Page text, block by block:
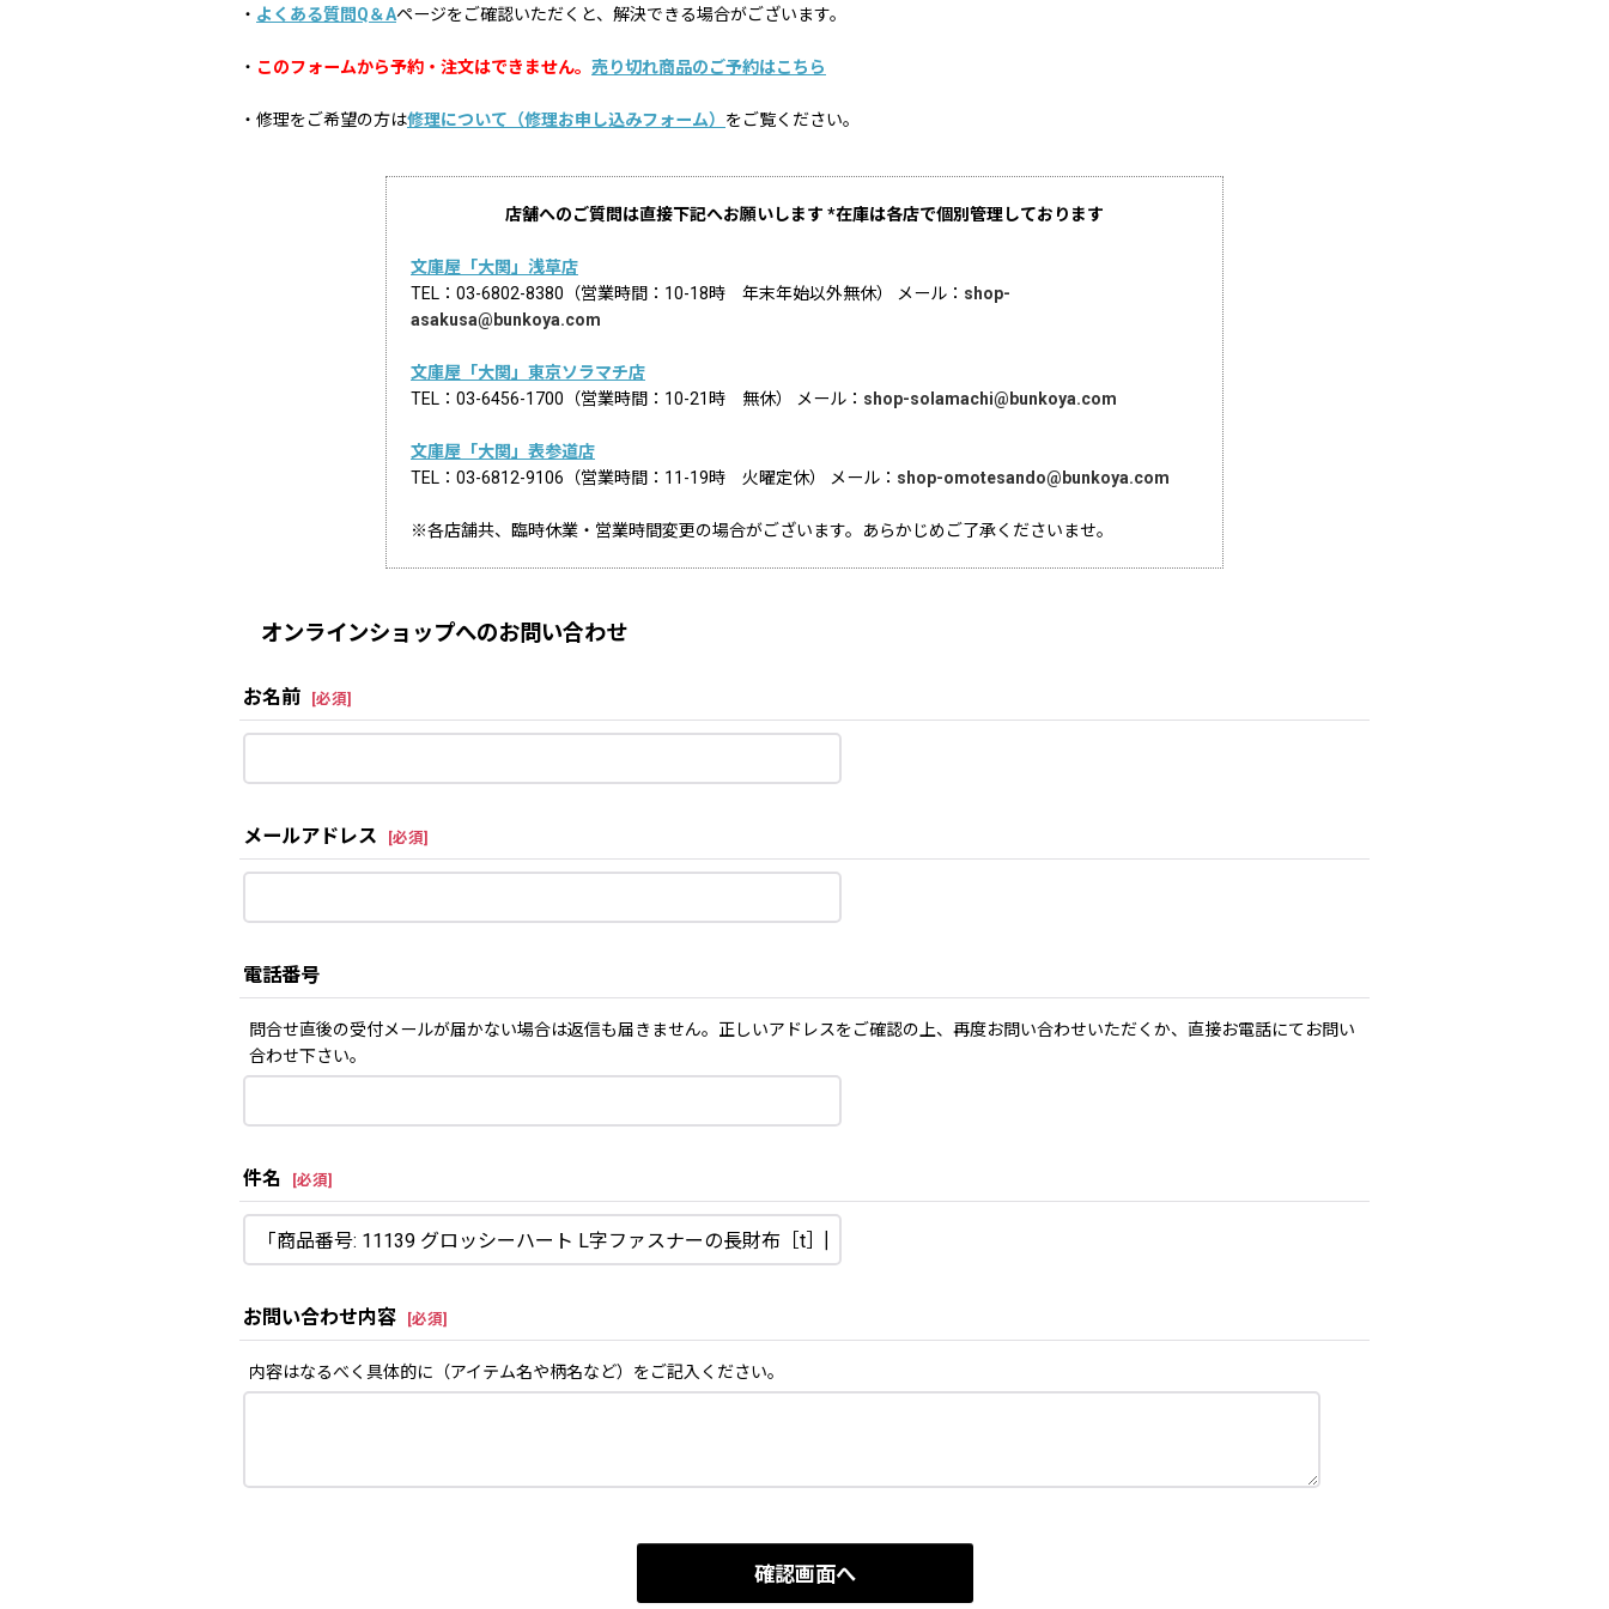
・ よくある質問Q＆Aページをご確認いただくと、解決できる場合がございます。
・ このフォームから予約・注文はできません。 売り切れ商品のご予約はこちら
・修理をご希望の方は修理について（修理お申し込みフォーム） をご覧ください。
店舗へのご質問は直接下記へお願いします *在庫は各店で個別管理しております
文庫屋「大関」浅草店
TEL：03-6802-8380（営業時間：10-18時 年末年始以外無休） メール： shop-
asakusa@bunkoya.com
文庫屋「大関」東京ソラマチ店
TEL：03-6456-1700（営業時間：10-21時 無休） メール： shop-solamachi@bunkoya.com
文庫屋「大関」表参道店
TEL：03-6812-9106（営業時間：11-19時 火曜定休） メール： shop-omotesando@bunkoya.com
※各店舗共、臨時休業・営業時間変更の場合がございます。あらかじめご了承くださいませ。
オンラインショップへのお問い合わせ
お名前 [必須]
メールアドレス [必須]
電話番号
問合せ直後の受付メールが届かない場合は返信も届きません。正しいアドレスをご確認の上、再度お問い合わせいただくか、直接お電話にてお問い
合わせ下さい。
件名 [必須]
お問い合わせ内容 [必須]
内容はなるべく具体的に（アイテム名や柄名など）をご記入ください。
確認画面へ